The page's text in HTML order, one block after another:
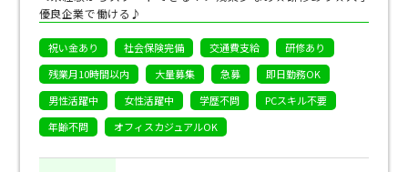
優良企業で働ける♪
祝い金あり 社会保険完備 交通費支給
研修あり
残業月10時間以内
大量募集 急募
即日勤務OK
男性活躍中
女性活躍中 学歴不問
PCスキル不要
年齢不問
オフィスカジュアルOK